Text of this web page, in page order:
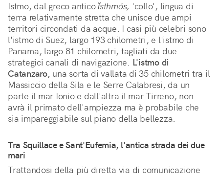
Istmo, dal greco antico ĭsthmós, 'collo', lingua di
terra relativamente stretta che unisce due ampi
territori circondati da acque. I casi più celebri sono
l'istmo di Suez, largo 193 chilometri, e l'istmo di
Panama, largo 81 chilometri, tagliati da due
strategici canali di navigazione. L'istmo di
Catanzaro, una sorta di vallata di 35 chilometri tra il
Massiccio della Sila e le Serre Calabresi, da un
parte il mar Ionio e dall'altra il mar Tirreno, non
avrà il primato dell'ampiezza ma è probabile che
sia impareggiabile sul piano della bellezza.
Tra Squillace e Sant'Eufemia, l'antica strada dei due
mari